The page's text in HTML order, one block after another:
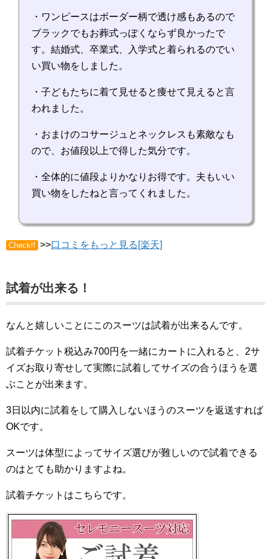
・ワンピースはボーダー柄で透け感もあるので
ブラックでもお葬式っぽくならず良かったで
す。結婚式、卒業式、入学式と着られるのでい
い買い物をしました。
・子どもたちに着て見せると痩せて見えると言
われました。
・おまけのコサージュとネックレスも素敵なも
ので、お値段以上で得した気分です。
・全体的に値段よりかなりお得です。夫もいい
買い物をしたねと言ってくれました。
Check!! >>口コミをもっと見る[楽天]
試着が出来る！
なんと嬉しいことにこのスーツは試着が出来るんです。
試着チケット税込み700円を一緒にカートに入れると、2サ
イズお取り寄せして実際に試着してサイズの合うほうを選
ぶことが出来ます。
3日以内に試着をして購入しないほうのスーツを返送すれば
OKです。
スーツは体型によってサイズ選びが難しいので試着できる
のはとても助かりますよね。
試着チケットはこちらです。